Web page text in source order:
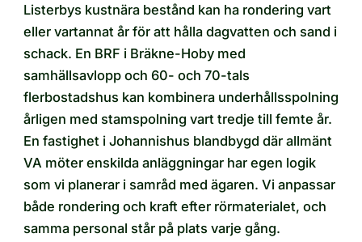
Listerbys kustnära bestånd kan ha rondering vart
eller vartannat år för att hålla dagvatten och sand i
schack. En BRF i Bräkne-Hoby med
samhällsavlopp och 60- och 70-tals
flerbostadshus kan kombinera underhållsspolning
årligen med stamspolning vart tredje till femte år.
En fastighet i Johannishus blandbygd där allmänt
VA möter enskilda anläggningar har egen logik
som vi planerar i samråd med ägaren. Vi anpassar
både rondering och kraft efter rörmaterialet, och
samma personal står på plats varje gång.